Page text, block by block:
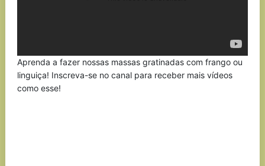
Aprenda a fazer nossas massas gratinadas com frango ou
linguiça! Inscreva-se no canal para receber mais vídeos
como esse!